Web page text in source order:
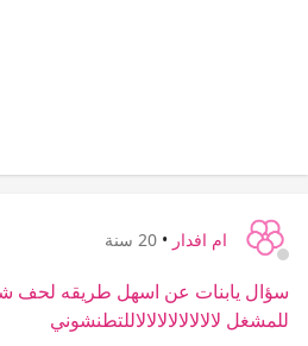
ام افدار • 20 سنة
سؤال يابنات عن اسهل طريقه لحف
للمشغل لالالالالالالالاللتطنشوني